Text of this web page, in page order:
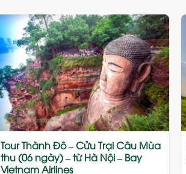
Add
to
wishlist
Tour Thành Đô – Cửu Trại Câu Mùa
thu (06 ngày) – từ Hà Nội – Bay
Vietnam Airlines